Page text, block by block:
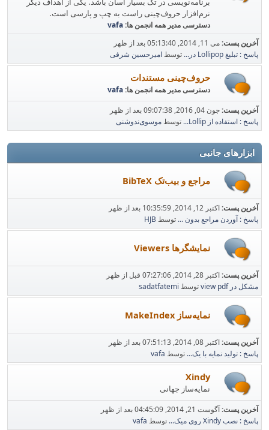
نرم‌افزار حروف‌چینی راست به چپ و پارسی است.
دسترسی مدیر همه انجمن ها:vafa
آخرین پست:می 11, 2014, 05:13:40 بعد از ظهر
پاسخ : تبلیغ Lollipop در...
توسطامیرحسین شرفی
حروف‌چینی مستندات
دسترسی مدیر همه انجمن ها:vafa
آخرین پست:جون 04, 2016, 09:07:38 بعد از ظهر
پاسخ : استفاده از Lollip...
توسطموسوی‌ندوشنی
ابزارهای جانبی
مراجع و بیب‌تک BibTeX
آخرین پست:اکتبر 12, 2014, 10:35:59 بعد از ظهر
پاسخ : آوردن مراجع بدون ... توسط HJB
نمایشگرها Viewers
آخرین پست:اکتبر 28, 2014, 07:27:06 قبل از ظهر
مشکل در view pdf
توسط sadatfatemi
نمایه‌ساز MakeIndex
آخرین پست:اکتبر 08, 2014, 07:51:13 بعد از ظهر
پاسخ : تولید نمایه با یک... توسط vafa
Xindy
نمایه‌ساز جهانی
آخرین پست:آگوست 21, 2014, 04:45:09 بعد از ظهر
پاسخ : نصب Xindy روی میک...
توسط vafa